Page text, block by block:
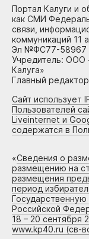
Портал Калуги и
как СМИ
связи,
коммуникаций 11
Эл №ФС77-58967
Учредитель: ООО
Калуга»
Главный
Сайт использует
Пользователей
Liveinternet и
содержатся в
«Сведения о
размещению на
размещения
период
Российской
18 – 20 сентября
www.kp40.ru (св-